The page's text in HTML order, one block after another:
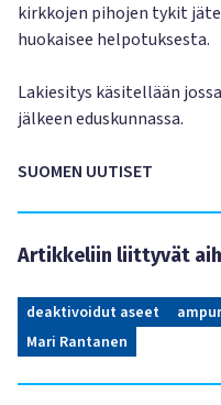
kirkkojen pihojen tykit
huokaisee helpotuksesta.
Lakiesitys käsitellään
jälkeen eduskunnassa.
SUOMEN UUTISET
Artikkeliin liittyvät
deaktivoidut aseet
Mari Rantanen